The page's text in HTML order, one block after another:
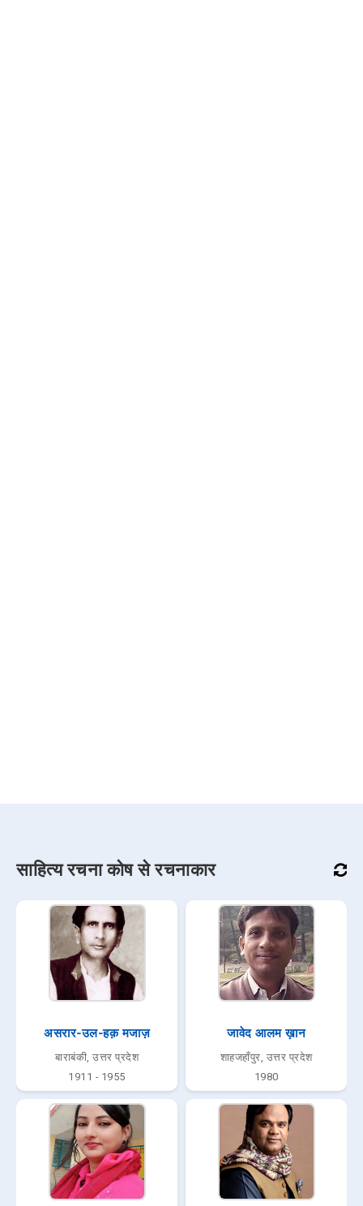
साहित्य रचना कोष से रचनाकार
असरार-उल-हक़ मजाज़
बाराबंकी, उत्तर प्रदेश
1911 - 1955
जावेद आलम ख़ान
शाहजहाँपुर, उत्तर प्रदेश
1980